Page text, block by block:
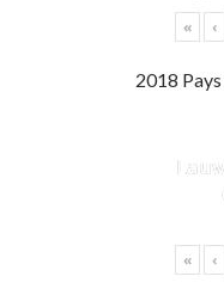
« ‹
2018
« ‹